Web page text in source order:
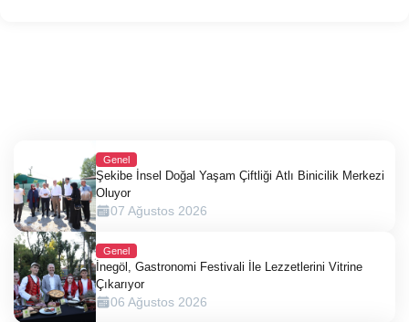
Genel
Şekibe İnsel Doğal Yaşam Çiftliği Atlı Binicilik Merkezi
Oluyor
07 Ağustos 2026
Genel
İnegöl, Gastronomi Festivali İle Lezzetlerini Vitrine
Çıkarıyor
06 Ağustos 2026